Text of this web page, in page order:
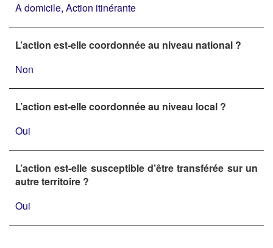
A domicile, Action itinérante
L’action est-elle coordonnée au niveau national ?
Non
L’action est-elle coordonnée au niveau local ?
Oui
L’action est-elle susceptible d’être transférée sur un
autre territoire ?
Oui